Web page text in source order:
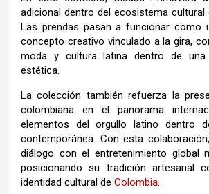
adicional dentro del ecosistema cultural
Las prendas pasan a funcionar como
concepto creativo vinculado a la gira,
moda y cultura latina dentro de una
estética.
La colección también refuerza la
colombiana en el panorama
elementos del orgullo latino dentro
contemporánea. Con esta
diálogo con el entretenimiento global
posicionando su tradición artesanal
identidad cultural de Colombia.